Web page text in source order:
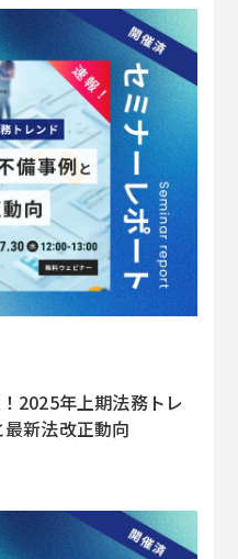
2025年上期法務トレ
新法改正動向